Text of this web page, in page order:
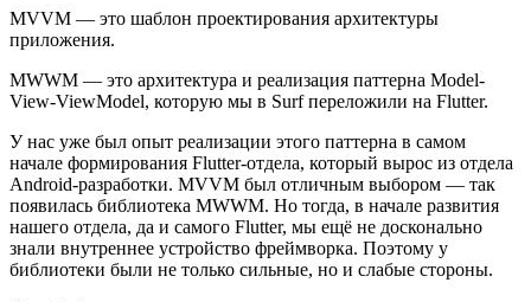
MVVM — это шаблон проектирования архитектуры
приложения.
MWWM — это архитектура и реализация паттерна Model-
View-ViewModel, которую мы в Surf переложили на Flutter.
У нас уже был опыт реализации этого паттерна в самом
начале формирования Flutter-отдела, который вырос из отдела
Android-разработки. MVVM был отличным выбором — так
появилась библиотека MWWM. Но тогда, в начале развития
нашего отдела, да и самого Flutter, мы ещё не досконально
знали внутреннее устройство фреймворка. Поэтому у
библиотеки были не только сильные, но и слабые стороны.